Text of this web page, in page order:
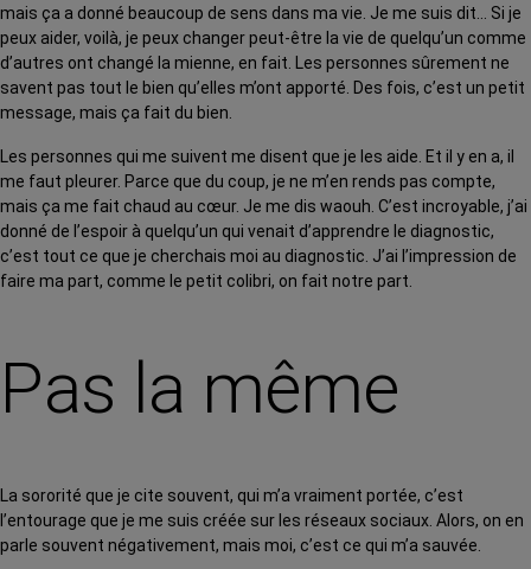
mais ça a donné beaucoup de sens dans ma vie. Je me suis dit… Si je
peux aider, voilà, je peux changer peut-être la vie de quelqu’un comme
d’autres ont changé la mienne, en fait. Les personnes sûrement ne
savent pas tout le bien qu’elles m’ont apporté. Des fois, c’est un petit
message, mais ça fait du bien.
Les personnes qui me suivent me disent que je les aide. Et il y en a, il
me faut pleurer. Parce que du coup, je ne m’en rends pas compte,
mais ça me fait chaud au cœur. Je me dis waouh. C’est incroyable, j’ai
donné de l’espoir à quelqu’un qui venait d’apprendre le diagnostic,
c’est tout ce que je cherchais moi au diagnostic. J’ai l’impression de
faire ma part, comme le petit colibri, on fait notre part.
Pas la même
La sororité que je cite souvent, qui m’a vraiment portée, c’est
l’entourage que je me suis créée sur les réseaux sociaux. Alors, on en
parle souvent négativement, mais moi, c’est ce qui m’a sauvée.